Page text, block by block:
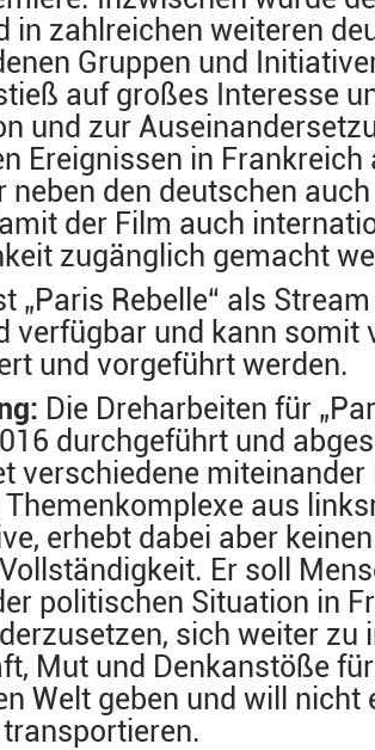
in zahlreichen weiteren
Gruppen und
auf großes Interesse
und zur
Ereignissen in Frankreich
neben den deutschen
der Film auch
zugänglich gemacht
„Paris Rebelle“ als
verfügbar und kann somit
und vorgeführt werden.
Die Dreharbeiten für
durchgeführt und
verschiedene
Themenkomplexe aus
erhebt dabei aber
Er soll
politischen Situation in
sich weiter zu
Mut und Denkanstöße
Welt geben und will